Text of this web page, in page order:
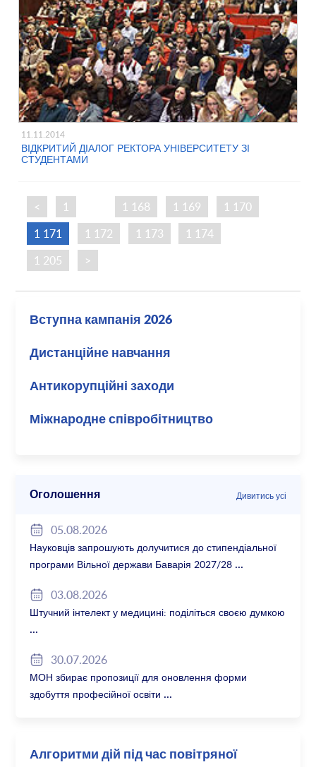
11.11.2014
ВІДКРИТИЙ ДІАЛОГ РЕКТОРА УНІВЕРСИТЕТУ ЗІ
СТУДЕНТАМИ
< 1 1 168 1 169
1 170
1 171
1 172 1 173 1 174
1 205
>
Вступна кампанія 2026
Дистанційне навчання
Антикорупційні заходи
Міжнародне співробітництво
Оголошення Дивитись усі
05.08.2026
Науковців запрошують долучитися до стипендіальної
програми Вільної держави Баварія 2027/28
03.08.2026
Штучний інтелект у медицині: поділіться своєю думкою
30.07.2026
МОН збирає пропозиції для оновлення форми
здобуття професійної освіти
Алгоритми дій під час повітряної